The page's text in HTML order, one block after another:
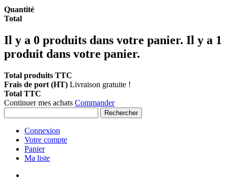
Quantité
Total
Il y a 0 produits dans votre panier. Il y a 1
produit dans votre panier.
Total produits TTC
Frais de port (HT) Livraison gratuite !
Total TTC
Continuer mes achats Commander
Rechercher
Connexion
Votre compte
Panier
Ma liste